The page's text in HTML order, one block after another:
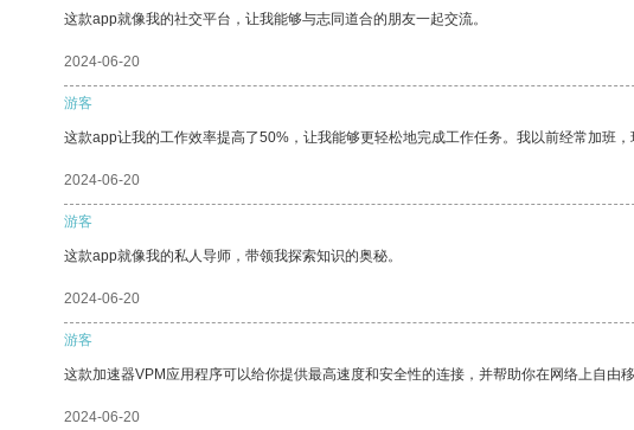
这款app就像我的社交平台，让我能够与志同道合的朋友一起交流。
2024-06-20
游客
这款app让我的工作效率提高了50%，让我能够更轻松地完成工作任务。我以前经常加班
2024-06-20
游客
这款app就像我的私人导师，带领我探索知识的奥秘。
2024-06-20
游客
这款加速器VPM应用程序可以给你提供最高速度和安全性的连接，并帮助你在网络上自由移
2024-06-20